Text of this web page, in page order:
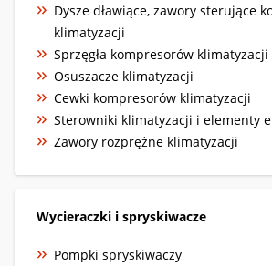
Dysze dławiące, zawory sterujące
klimatyzacji
Sprzęgła kompresorów klimatyzacji
Osuszacze klimatyzacji
Cewki kompresorów klimatyzacji
Sterowniki klimatyzacji i elementy
Zawory rozprężne klimatyzacji
Wycieraczki i spryskiwacze
Pompki spryskiwaczy